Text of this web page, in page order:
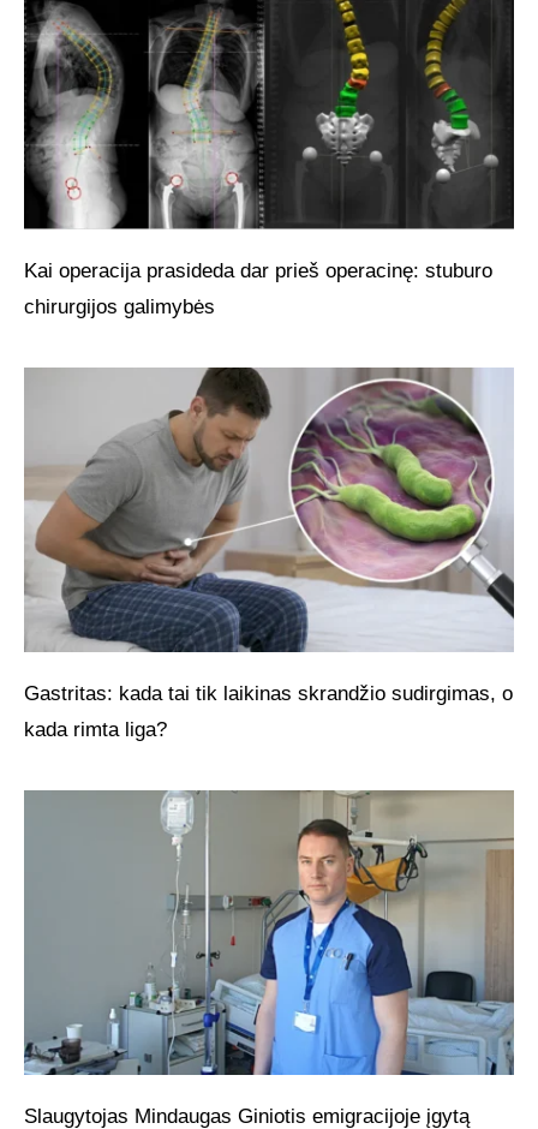
Kai operacija prasideda dar prieš operacinę: stuburo
chirurgijos galimybės
Gastritas: kada tai tik laikinas skrandžio sudirgimas, o
kada rimta liga?
Slaugytojas Mindaugas Giniotis emigracijoje įgytą